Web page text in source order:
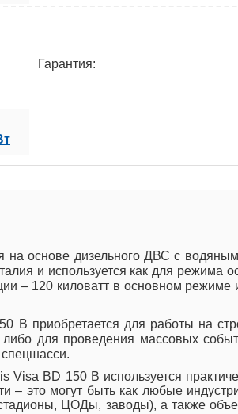
Гарантия:
основе дизельного ДВС с
и используется как для режима
– 120 киловатт в основном режиме
B приобретается для работы на
для проведения массовых
спецшасси.
Visa BD 150 B используется
– это могут быть как любые
ЦОДы, заводы), а также